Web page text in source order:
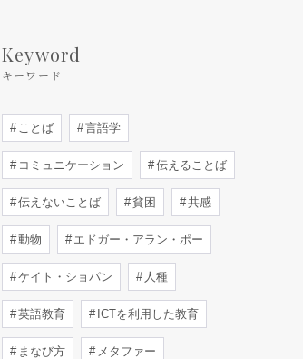
Keyword
キーワード
ことば 言語学
コミュニケーション 伝えることば
伝えないことば 貧困 共感
動物 エドガー・アラン・ポー
ケイト・ショパン 人種
英語教育 ICTを利用した教育
まなび方 メタファー